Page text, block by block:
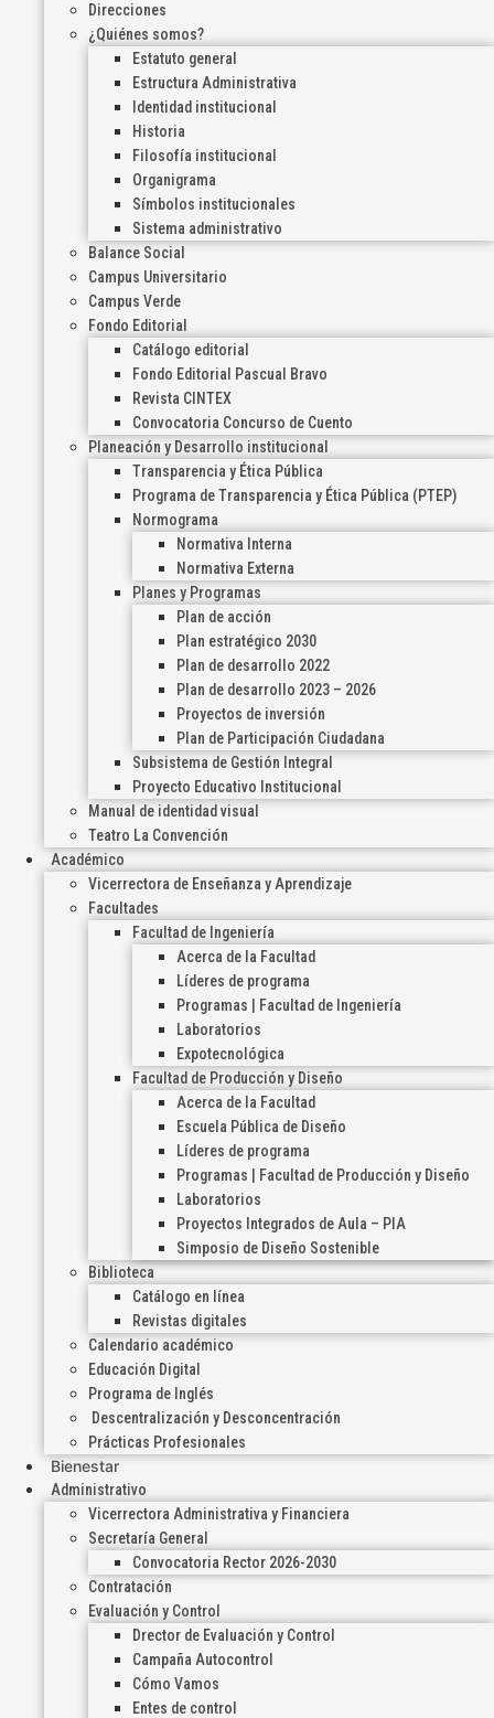
Direcciones
¿Quiénes somos?
Estatuto general
Estructura Administrativa
Identidad institucional
Historia
Filosofía institucional
Organigrama
Símbolos institucionales
Sistema administrativo
Balance Social
Campus Universitario
Campus Verde
Fondo Editorial
Catálogo editorial
Fondo Editorial Pascual Bravo
Revista CINTEX
Convocatoria Concurso de Cuento
Planeación y Desarrollo institucional
Transparencia y Ética Pública
Programa de Transparencia y Ética Pública (PTEP)
Normograma
Normativa Interna
Normativa Externa
Planes y Programas
Plan de acción
Plan estratégico 2030
Plan de desarrollo 2022
Plan de desarrollo 2023 – 2026
Proyectos de inversión
Plan de Participación Ciudadana
Subsistema de Gestión Integral
Proyecto Educativo Institucional
Manual de identidad visual
Teatro La Convención
Académico
Vicerrectora de Enseñanza y Aprendizaje
Facultades
Facultad de Ingeniería
Acerca de la Facultad
Líderes de programa
Programas | Facultad de Ingeniería
Laboratorios
Expotecnológica
Facultad de Producción y Diseño
Acerca de la Facultad
Escuela Pública de Diseño
Líderes de programa
Programas | Facultad de Producción y Diseño
Laboratorios
Proyectos Integrados de Aula – PIA
Simposio de Diseño Sostenible
Biblioteca
Catálogo en línea
Revistas digitales
Calendario académico
Educación Digital
Programa de Inglés
Descentralización y Desconcentración
Prácticas Profesionales
Bienestar
Administrativo
Vicerrectora Administrativa y Financiera
Secretaría General
Convocatoria Rector 2026-2030
Contratación
Evaluación y Control
Drector de Evaluación y Control
Campaña Autocontrol
Cómo Vamos
Entes de control